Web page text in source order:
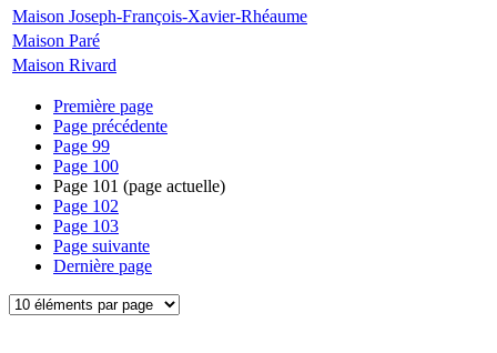
Maison Joseph-François-Xavier-Rhéaume
Maison Paré
Maison Rivard
Première page
Page précédente
Page 99
Page 100
Page 101 (page actuelle)
Page 102
Page 103
Page suivante
Dernière page